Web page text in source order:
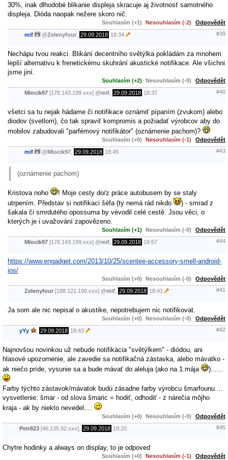
30%, inak dlhodobé blikanie displeja skracuje aj životnosť samotného
displeja. Dióda naopak nežere skoro nič.
Souhlasím (+1) Nesouhlasím (-2) Odpovědět
mif @Zelenyfour 29.09.2018 18:34 #39
Nechápu tvou reakci. Blikání decentního světýlka pokládám za mnohem
lepší alternativu k frenetickému skuhrání akustické notifikace. Ale všichni
jsme jiní.
Souhlasím (+2) Nesouhlasím (-0) Odpovědět
Mlocik97 [178.143.199.xxx] @mif 29.09.2018 18:37 #40
všetci sa tu nejak hádame či notifikace oznámiť pípaním (zvukom) alebo
diodov (svetlom), čo tak spraviť kompromis a požiadať výrobcov aby do
mobilov zabudovali "parfémový notifikátor" (oznámenie pachom)?
Souhlasím (+0) Nesouhlasím (-1) Odpovědět
mif @Mlocik97 29.09.2018 18:45 #43
(oznámenie pachom)
Kristova noho
! Moje cesty do/z práce autobusem by se staly
utrpením. Představ si notifikaci šéfa (ty nemá rád nikdo
) - smrad z
šakala či smrdutého opossuma by vévodil celé cestě. Jsou věci, o
kterých je i uvažování zapovězeno.
Souhlasím (+1) Nesouhlasím (-0) Odpovědět
Mlocik97 [178.143.199.xxx] @mif 29.09.2018 18:57 #44
https://www.engadget.com/2013/10/25/scentee-accessory-smell-android-
ios/
Souhlasím (+0) Nesouhlasím (-0) Odpovědět
Zelenyfour [188.121.190.xxx] @mif 29.09.2018 18:41 #41
Ja som ale nic nepisal o akustike, nepotrebujem nic notifikovat.
Souhlasím (+0) Nesouhlasím (-0) Odpovědět
yYy 29.09.2018 18:43 #42
Najnovšou novinkou už nebude notifikácia "světýlkem" - diódou, ani
hlasové upozornenie, ale zavedie sa notifikačná zástavka, alebo mávatko -
ak niečo príde, vysunie sa a bude mávať do aleluja (ako na 1.mája
)......
Farby týchto zástavok/mávatok budú zásadne farby výrobcu šmarfounu....
vysvetlenie: šmar - od slova šmaric = hodiť, odhodiť - z nárečia môjho
kraja - ak by niekto nevedel....
Souhlasím (+0) Nesouhlasím (-0) Odpovědět
Petr823 [46.135.92.xxx], 29.09.2018 19:20 #45
Chytre hodinky a always on display, to je odpoved
Souhlasím (+0) Nesouhlasím (-1) Odpovědět